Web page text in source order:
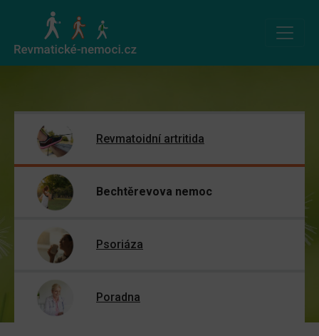
Revmatoidní artritida
Bechtěrevova nemoc
Psoriáza
Poradna